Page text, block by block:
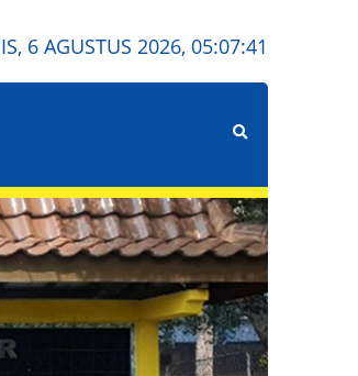
6 AGUSTUS 2026, 05:07:42